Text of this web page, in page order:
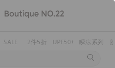
SALE 2件5折 UPF50+ 瞬涼系列